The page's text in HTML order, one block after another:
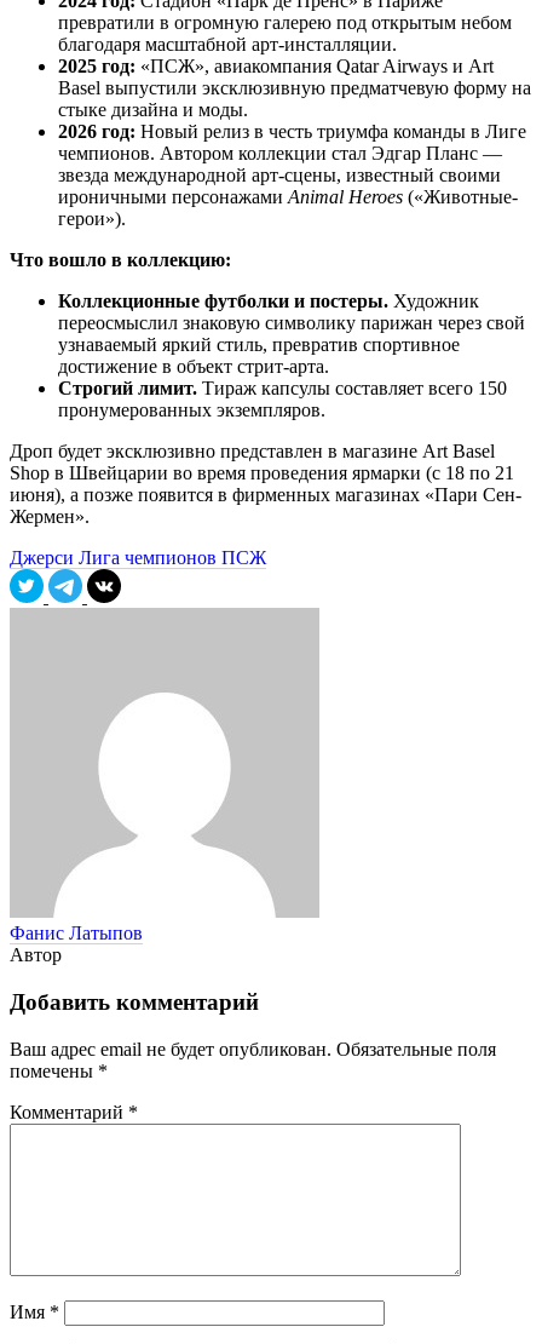
превратили в огромную галерею под открытым небом
благодаря масштабной арт-инсталляции.
2025 год: «ПСЖ», авиакомпания Qatar Airways и Art
Basel выпустили эксклюзивную предматчевую форму на
стыке дизайна и моды.
2026 год: Новый релиз в честь триумфа команды в Лиге
чемпионов. Автором коллекции стал Эдгар Планс —
звезда международной арт-сцены, известный своими
ироничными персонажами Animal Heroes («Животные-
герои»).
Что вошло в коллекцию:
Коллекционные футболки и постеры. Художник
переосмыслил знаковую символику парижан через свой
узнаваемый яркий стиль, превратив спортивное
достижение в объект стрит-арта.
Строгий лимит. Тираж капсулы составляет всего 150
пронумерованных экземпляров.
Дроп будет эксклюзивно представлен в магазине Art Basel
Shop в Швейцарии во время проведения ярмарки (с 18 по 21
июня), а позже появится в фирменных магазинах «Пари Сен-
Жермен».
Джерси Лига чемпионов ПСЖ
Фанис Латыпов
Автор
Добавить комментарий
Ваш адрес email не будет опубликован. Обязательные поля
помечены *
Комментарий *
Имя *